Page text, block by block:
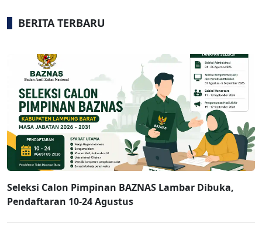
BERITA TERBARU
Seleksi Calon Pimpinan BAZNAS Lambar Dibuka,
Pendaftaran 10-24 Agustus